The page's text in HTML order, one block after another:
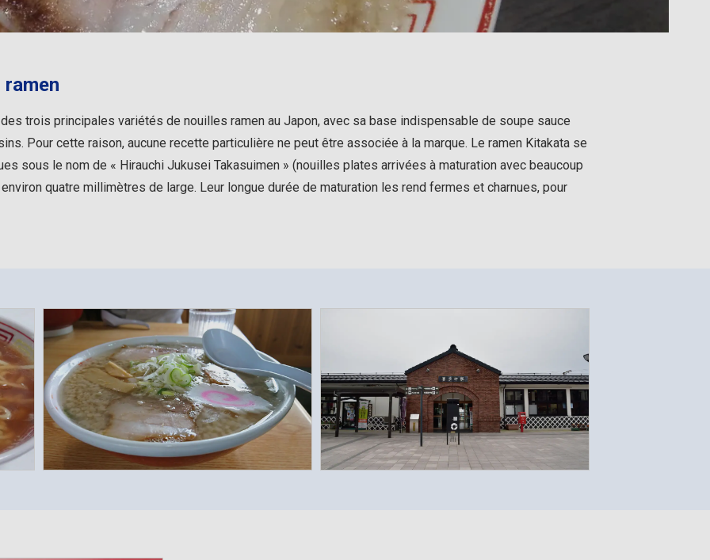
trois principales variétés de nouilles ramen au Japon, avec sa base indispensable de soupe sauce
Pour cette raison, aucune recette particulière ne peut être associée à la marque. Le ramen Kitakata se
sous le nom de « Hirauchi Jukusei Takasuimen » (nouilles plates arrivées à maturation avec beaucoup
quatre millimètres de large. Leur longue durée de maturation les rend fermes et charnues, pour